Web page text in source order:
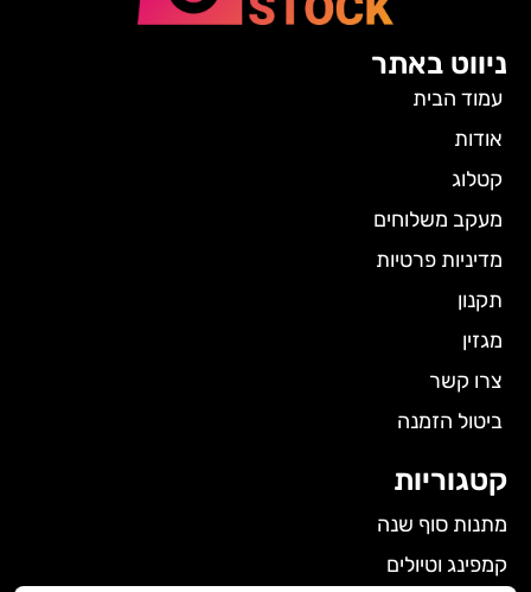
ניווט באתר
עמוד הבית
אודות
קטלוג
מעקב משלוחים
מדיניות פרטיות
תקנון
מגזין
צרו קשר
ביטול הזמנה
קטגוריות
מתנות סוף שנה
קמפינג וטיולים